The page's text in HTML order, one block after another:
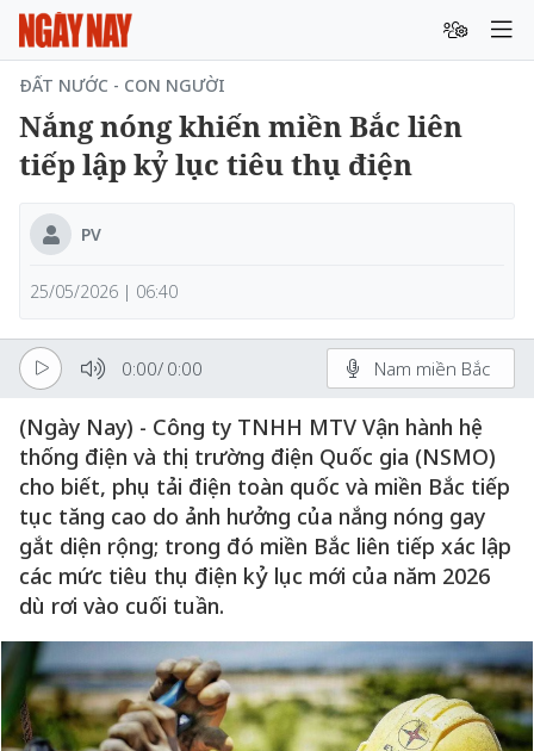
ĐẤT NƯỚC - CON NGƯỜI
Nắng nóng khiến miền Bắc liên
tiếp lập kỷ lục tiêu thụ điện
PV
25/05/2026 | 06:40
0:00/ 0:00 Nam miền Bắc
(Ngày Nay) - Công ty TNHH MTV Vận hành hệ
thống điện và thị trường điện Quốc gia (NSMO)
cho biết, phụ tải điện toàn quốc và miền Bắc tiếp
tục tăng cao do ảnh hưởng của nắng nóng gay
gắt diện rộng; trong đó miền Bắc liên tiếp xác lập
các mức tiêu thụ điện kỷ lục mới của năm 2026
dù rơi vào cuối tuần.